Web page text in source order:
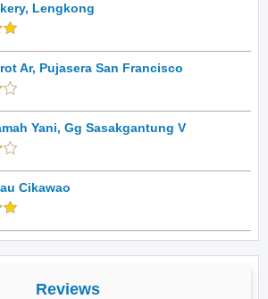
Lengkong
Ar, Pujasera San Francisco
Yani, Gg Sasakgantung V
Cikawao
Reviews